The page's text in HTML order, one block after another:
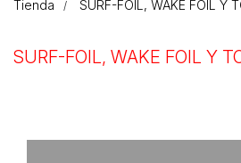
Tienda SURF-FOIL, WAKE FOIL Y
SURF-FOIL, WAKE FOIL Y